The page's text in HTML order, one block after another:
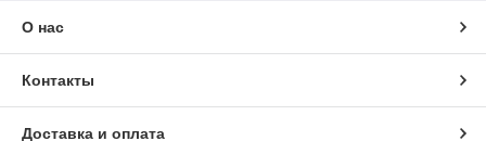
О нас
Контакты
Доставка и оплата